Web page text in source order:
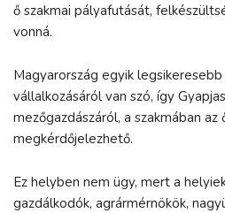
ő szakmai pályafutását,
vonná.
Magyarország egyik
vállalkozásáról van szó, így
mezőgazdászáról, a szakmában
megkérdőjelezhető.
Ez helyben nem ügy, mert a
gazdálkodók, agrármérnökök,